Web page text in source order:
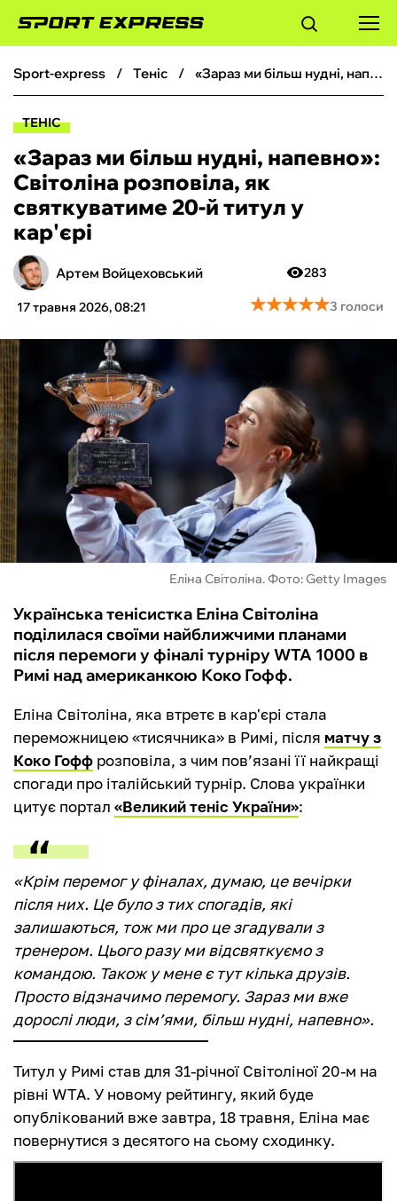
ФУТБОЛ
БОКС
ХОКЕЙ
ТЕНІС
КІБЕРСПОРТ
ЧС-2026
ФУТЗАЛ
БУКМЕКЕРИ
sport-express теніс «Зараз ми більш нудні, напевно»: Світоліна розповіла, як святкуватиме 20-й титул у кар'єрі
ТЕНІС
«Зараз ми більш нудні, напевно»:
Світоліна розповіла, як
святкуватиме 20-й титул у
кар'єрі
Артем Войцеховський
17 травня 2026, 08:21
283
★★★★★
★★★★★3 голоси
Еліна Світоліна. Фото: Getty Images
Українська тенісистка Еліна Світоліна
поділилася своїми найближчими планами
після перемоги у фіналі турніру WTA 1000 в
Римі над американкою Коко Гофф.
Еліна Світоліна, яка втретє в кар'єрі стала
переможницею «тисячника» в Римі, після матчу з
Коко Гофф розповіла, з чим пов’язані її найкращі
спогади про італійський турнір. Слова українки
цитує портал «Великий теніс України»:
«Крім перемог у фіналах, думаю, це вечірки
після них. Це було з тих спогадів, які
залишаються, тож ми про це згадували з
тренером. Цього разу ми відсвяткуємо з
командою. Також у мене є тут кілька друзів.
Просто відзначимо перемогу. Зараз ми вже
дорослі люди, з сім’ями, більш нудні, напевно».
Титул у Римі став для 31-річної Світоліної 20-м на
рівні WTA. У новому рейтингу, який буде
опублікований вже завтра, 18 травня, Еліна має
повернутися з десятого на сьому сходинку.